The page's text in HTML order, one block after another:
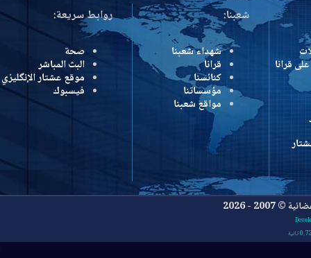
شعبنا:
شهداء شعبنا
قرانا
كنائسنا
مؤسساتنا
مواقع شعبنا
روابط سريعة:
صحة
البث المباشر
موقع عشتار الإنگليزي
فيسبوك
2026